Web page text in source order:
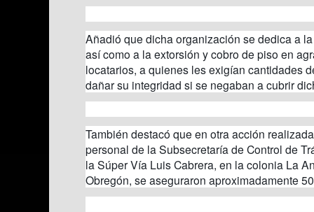
Añadió que dicha organización se dedica a
así como a la extorsión y cobro de piso en
locatarios, a quienes les exigían cantidades
dañar su integridad si se negaban a cubrir
También destacó que en otra acción
personal de la Subsecretaría de Control de
la Súper Vía Luis Cabrera, en la colonia La
Obregón, se aseguraron aproximadamente